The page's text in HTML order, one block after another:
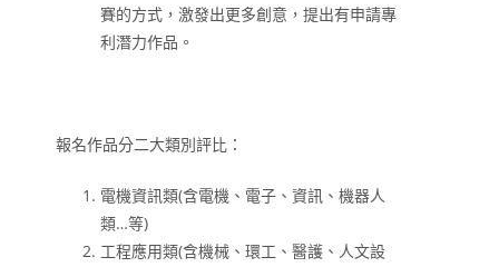
賽的方式，激發出更多創意，提出有申請專
利潛力作品。
報名作品分二大類別評比：
電機資訊類(含電機、電子、資訊、機器人
類…等)
工程應用類(含機械、環工、醫護、人文設